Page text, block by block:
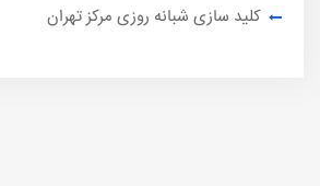
کلید سازی شبانه روزی مرکز تهران